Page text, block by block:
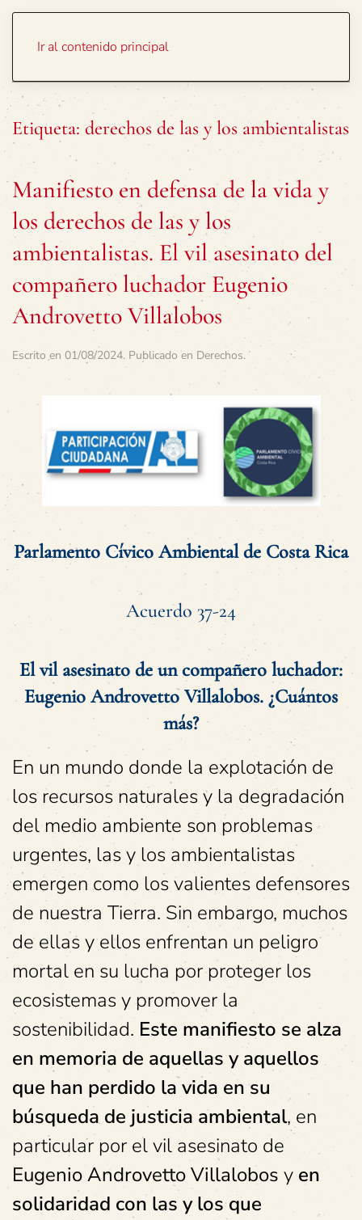
Ir al contenido principal
Etiqueta: derechos de las y los ambientalistas
Manifiesto en defensa de la vida y
los derechos de las y los
ambientalistas. El vil asesinato del
compañero luchador Eugenio
Androvetto Villalobos
Escrito en 01/08/2024. Publicado en Derechos.
Parlamento Cívico Ambiental de Costa Rica
Acuerdo 37-24
El vil asesinato de un compañero luchador:
Eugenio Androvetto Villalobos. ¿Cuántos
más?
En un mundo donde la explotación de
los recursos naturales y la degradación
del medio ambiente son problemas
urgentes, las y los ambientalistas
emergen como los valientes defensores
de nuestra Tierra. Sin embargo, muchos
de ellas y ellos enfrentan un peligro
mortal en su lucha por proteger los
ecosistemas y promover la
sostenibilidad. Este manifiesto se alza
en memoria de aquellas y aquellos
que han perdido la vida en su
búsqueda de justicia ambiental, en
particular por el vil asesinato de
Eugenio Androvetto Villalobos y en
solidaridad con las y los que